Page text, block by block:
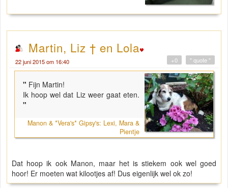
Martin, Liz † en Lola
22 juni 2015 om 16:40 " quote "
+0
" Fijn Martin!
Ik hoop wel dat Liz weer gaat eten.
"
Manon & *Vera's* Gipsy's: Lexi, Mara &
Pientje
Dat hoop ik ook Manon, maar het is stiekem ook wel goed
hoor! Er moeten wat kilootjes af! Dus eigenlijk wel ok zo!